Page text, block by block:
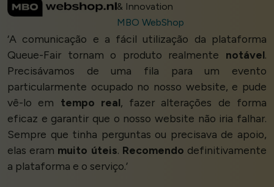
& Innovation
MBO WebShop
‘A comunicação e a fácil utilização da plataforma
Queue-Fair tornam o produto realmente notável.
Precisávamos de uma fila para um evento
particularmente ocupado no nosso website, e pude
vê-lo em tempo real, fazer alterações de forma
eficaz e garantir que o nosso website não iria falhar.
Sempre que tinha perguntas ou precisava de apoio,
elas eram muito úteis. Recomendo definitivamente
a plataforma e o serviço.’